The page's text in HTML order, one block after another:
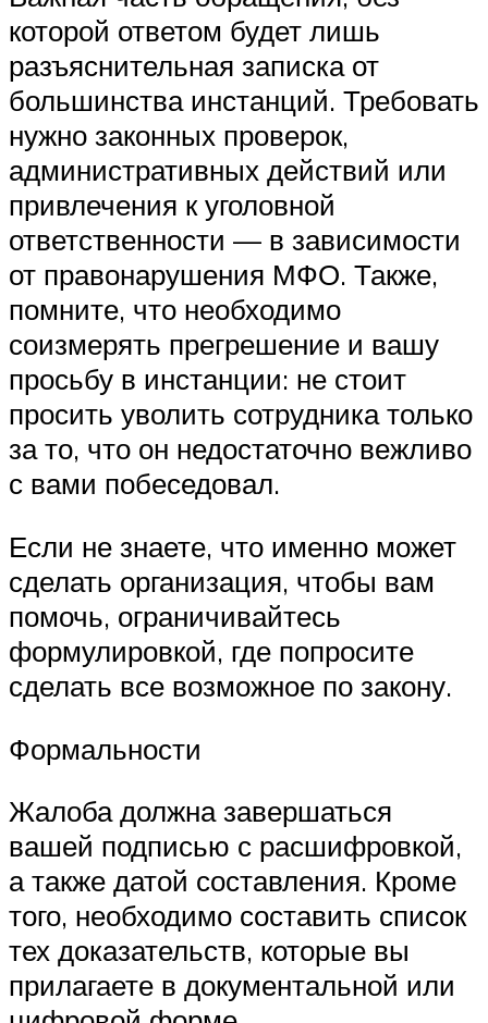
которой ответом будет лишь
разъяснительная записка от
большинства инстанций. Требовать
нужно законных проверок,
административных действий или
привлечения к уголовной
ответственности — в зависимости
от правонарушения МФО. Также,
помните, что необходимо
соизмерять прегрешение и вашу
просьбу в инстанции: не стоит
просить уволить сотрудника только
за то, что он недостаточно вежливо
с вами побеседовал.
Если не знаете, что именно может
сделать организация, чтобы вам
помочь, ограничивайтесь
формулировкой, где попросите
сделать все возможное по закону.
Формальности
Жалоба должна завершаться
вашей подписью с расшифровкой,
а также датой составления. Кроме
того, необходимо составить список
тех доказательств, которые вы
прилагаете в документальной или